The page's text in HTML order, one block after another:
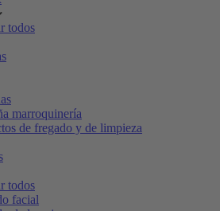
todos
marroquinería
de fregado y de limpieza
todos
facial